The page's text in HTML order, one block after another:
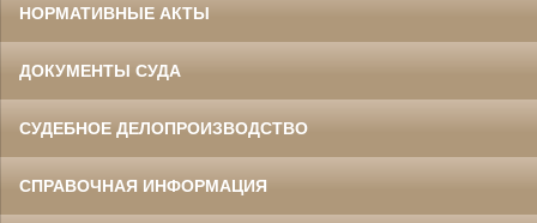
НОРМАТИВНЫЕ АКТЫ
ДОКУМЕНТЫ СУДА
СУДЕБНОЕ ДЕЛОПРОИЗВОДСТВО
СПРАВОЧНАЯ ИНФОРМАЦИЯ